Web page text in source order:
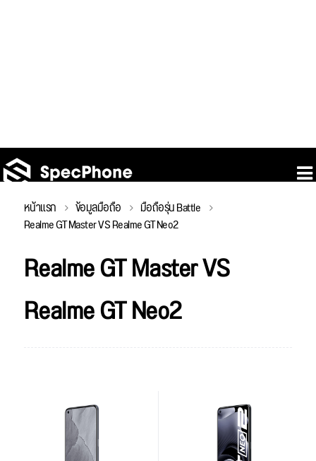
หน้าแรก ข้อมูลมือถือ มือถือรุ่น Battle
Realme GT Master VS Realme GT Neo2
Realme GT Master VS
Realme GT Neo2